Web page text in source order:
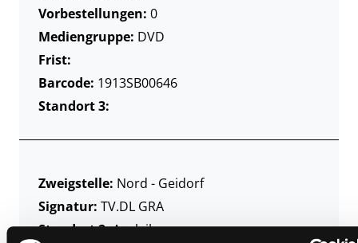
Vorbestellungen: 0
Mediengruppe: DVD
Frist:
Barcode: 1913SB00646
Standort 3:
Zweigstelle: Nord - Geidorf
Signatur: TV.DL GRA
Standort 2:Ausleihe